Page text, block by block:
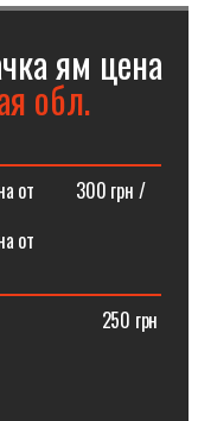
ям цена
обл.
от⠀⠀⠀300 грн /
от
грн